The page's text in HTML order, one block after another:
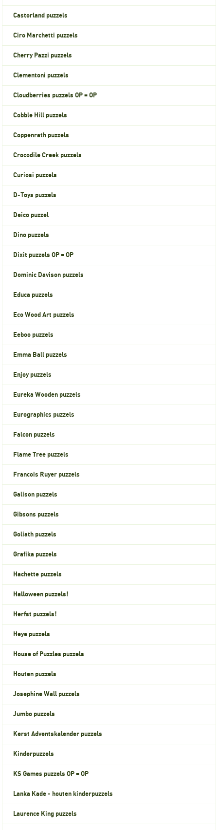
Castorland puzzels
Ciro Marchetti puzzels
Cherry Pazzi puzzels
Clementoni puzzels
Cloudberries puzzels OP = OP
Cobble Hill puzzels
Coppenrath puzzels
Crocodile Creek puzzels
Curiosi puzzels
D-Toys puzzels
Deico puzzel
Dino puzzels
Dixit puzzels OP = OP
Dominic Davison puzzels
Educa puzzels
Eco Wood Art puzzels
Eeboo puzzels
Emma Ball puzzels
Enjoy puzzels
Eureka Wooden puzzels
Eurographics puzzels
Falcon puzzels
Flame Tree puzzels
Francois Ruyer puzzels
Galison puzzels
Gibsons puzzels
Goliath puzzels
Grafika puzzels
Hachette puzzels
Halloween puzzels!
Herfst puzzels!
Heye puzzels
House of Puzzles puzzels
Houten puzzels
Josephine Wall puzzels
Jumbo puzzels
Kerst Adventskalender puzzels
Kinderpuzzels
KS Games puzzels OP = OP
Lanka Kade - houten kinderpuzzels
Laurence King puzzels